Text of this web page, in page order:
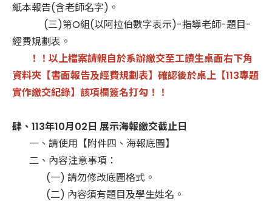
紙本報告(含老師名字)。
(三)第O組(以阿拉伯數字表示)-指導老師-題目-
經費規劃表。
！！以上檔案請親自於系辦繳交至工讀生桌面右下角
資料夾【書面報告及經費規劃表】確認後於桌上【113專題
實作繳交紀錄】該項欄簽名打勾！！
肆、113年10月02日 展示海報繳交截止日
一、請使用【附件四、海報底圖】
二、內容注意事項：
(一) 請勿修改底圖格式。
(二) 內容須有題目及學生姓名。